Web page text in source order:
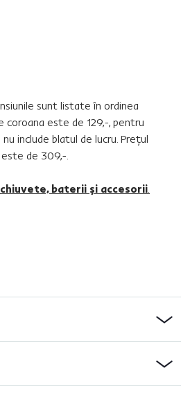
sunt listate în ordinea
este de 129,-, pentru
include blatul de lucru. Preţul
este de 309,-.
chiuvete, baterii şi accesorii.